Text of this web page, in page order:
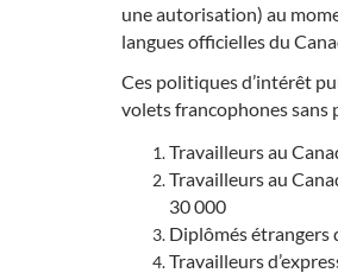
une autorisation) au
langues officielles du
Ces politiques d’intérêt
volets francophones sans
Travailleurs au
Travailleurs au
30 000
Diplômés étrangers
Travailleurs